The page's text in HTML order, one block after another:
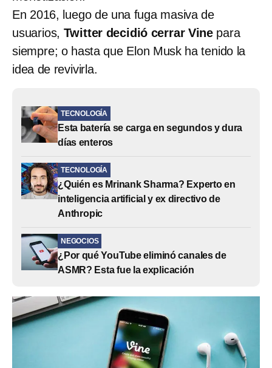
En 2016, luego de una fuga masiva de
usuarios, Twitter decidió cerrar Vine para
siempre; o hasta que Elon Musk ha tenido la
idea de revivirla.
TECNOLOGÍA
Esta batería se carga en segundos y dura
días enteros
TECNOLOGÍA
¿Quién es Mrinank Sharma? Experto en
inteligencia artificial y ex directivo de
Anthropic
NEGOCIOS
¿Por qué YouTube eliminó canales de
ASMR? Esta fue la explicación